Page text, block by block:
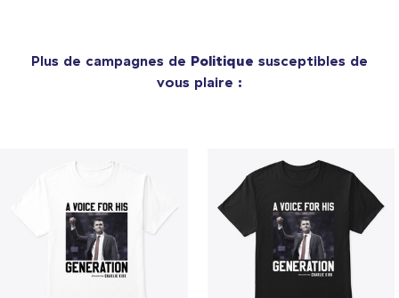
Plus de campagnes de Politique susceptibles de
vous plaire :